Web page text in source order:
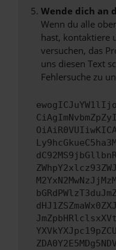
Wende dich an
Wenn du alle
hast, kontaktiere
versuchen, das
uns diesen Text
Fehlersuche zu